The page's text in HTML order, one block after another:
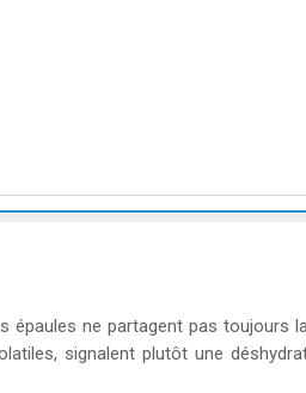
ne partagent pas toujours
signalent plutôt une